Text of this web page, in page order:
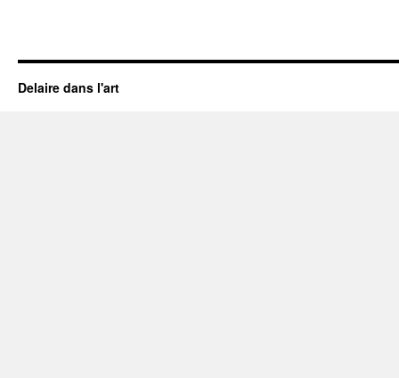
Delaire dans l'art